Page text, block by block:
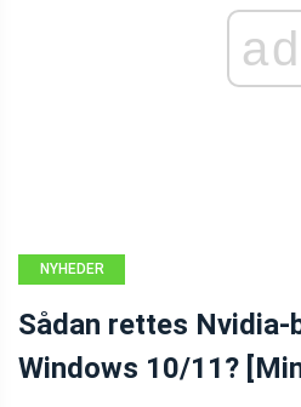
ad
NYHEDER
Sådan rettes
Windows 10/11?